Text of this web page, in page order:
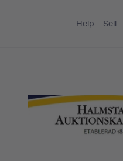
Help Sell